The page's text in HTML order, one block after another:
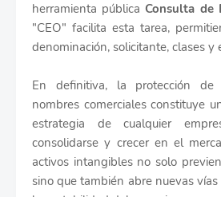
herramienta públicaConsulta de
"CEO" facilita esta tarea,
denominación, solicitante, clases y
En definitiva, la protección
nombres comerciales constituye
estrategia de cualquier
consolidarse y crecer en el
activos intangibles no solo
sino que también abre nuevas